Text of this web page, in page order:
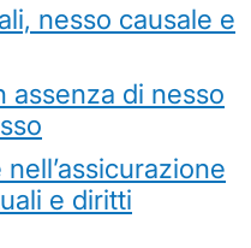
nesso causale e
assenza di nesso
e diritti